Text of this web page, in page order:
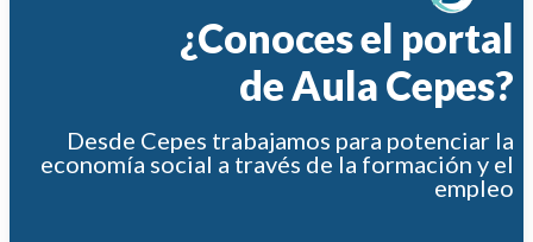
¿Conoces el portal
de Aula Cepes?
Desde Cepes trabajamos para potenciar la
economía social a través de la formación y el
empleo